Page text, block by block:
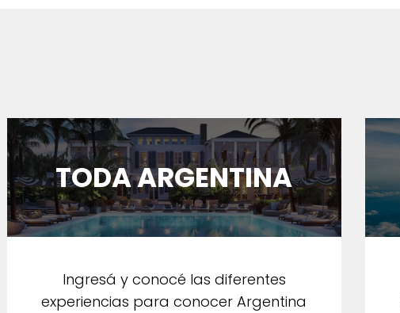
TODA ARGENTINA
Ingresá y conocé las diferentes
experiencias para conocer Argentina